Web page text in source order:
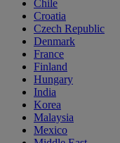
Chile
Croatia
Czech Republic
Denmark
France
Finland
Hungary
India
Korea
Malaysia
Mexico